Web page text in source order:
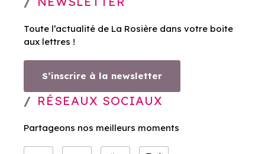
Toute l’actualité de La Rosière dans votre boite
aux lettres !
S’inscrire à la newsletter
RÉSEAUX SOCIAUX
Partageons nos meilleurs moments